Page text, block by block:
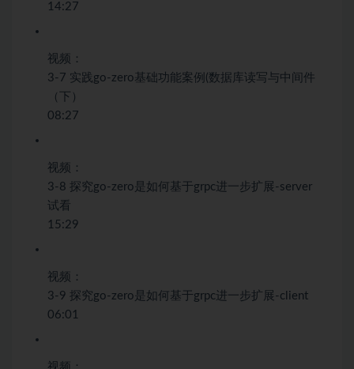
14:27
视频：
3-7 实践go-zero基础功能案例(数据库读写与中间件
（下）
08:27
视频：
3-8 探究go-zero是如何基于grpc进一步扩展-server
试看
15:29
视频：
3-9 探究go-zero是如何基于grpc进一步扩展-client
06:01